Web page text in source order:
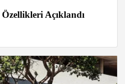
Açıklandı